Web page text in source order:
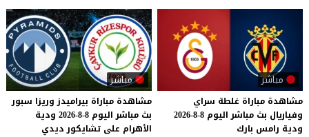
مباشر
مشاهدة مباراة غلطة سراي
وفياريال بث مباشر اليوم 8-8-2026
ودية رامس بارك
مباشر
مشاهدة مباراة بيراميدز وريزا سبور
بث مباشر اليوم 8-8-2026
ودية
الأهرام على تشايكور ديدي